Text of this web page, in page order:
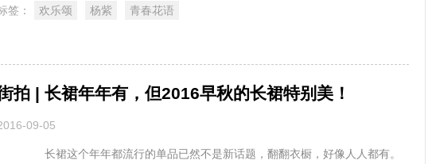
签： 欢乐颂 杨紫 青春花语
拍 | 长裙年年有，但2016早秋的长裙特别美！
09-05
长裙这个年年都流行的单品已然不是新话题，翻翻衣橱，好像人人都有。